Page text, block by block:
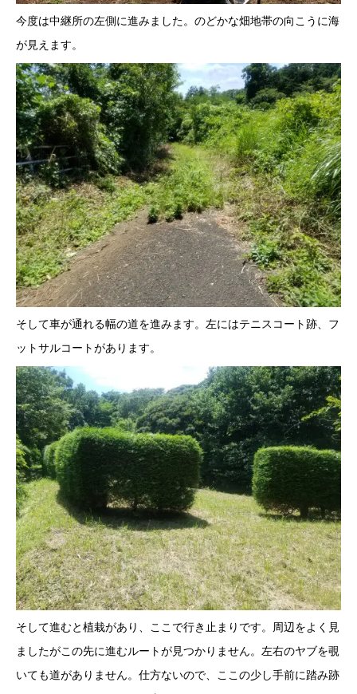
今度は中継所の左側に進みました。のどかな畑地帯の向こうに海
が見えます。
そして車が通れる幅の道を進みます。左にはテニスコート跡、フ
ットサルコートがあります。
そして進むと植栽があり、ここで行き止まりです。周辺をよく見
ましたがこの先に進むルートが見つかりません。左右のヤブを覗
いても道がありません。仕方ないので、ここの少し手前に踏み跡